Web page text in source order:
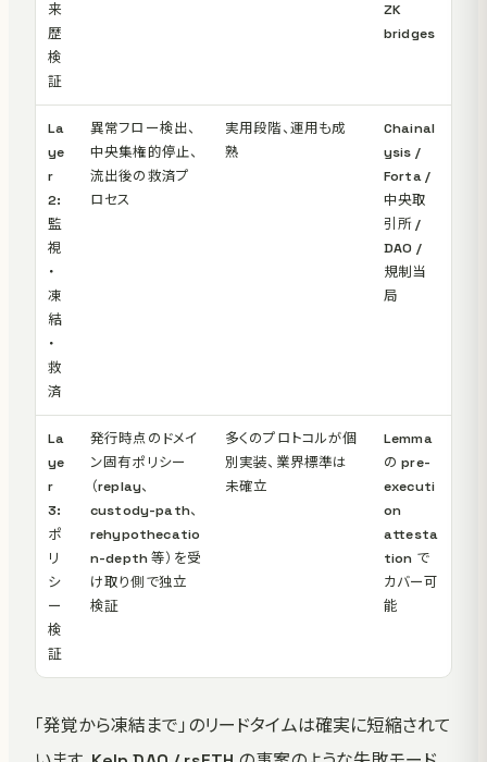
来
歴
検
証
ZK
bridges
La
ye
r
2:
監
視
・
凍
結
・
救
済
異常フロー検出、
中央集権的停止、
流出後の救済プ
ロセス
実用段階、運用も成
熟
Chainal
ysis /
Forta /
中央取
引所 /
DAO /
規制当
局
La
ye
r
3:
ポ
リ
シ
ー
検
証
発行時点のドメイ
ン固有ポリシー
（replay、
custody-path、
rehypothecatio
n-depth 等）を受
け取り側で独立
検証
多くのプロトコルが個
別実装、業界標準は
未確立
Lemma
の pre-
executi
on
attesta
tion で
カバー可
能
「発覚から凍結まで」のリードタイムは確実に短縮されて